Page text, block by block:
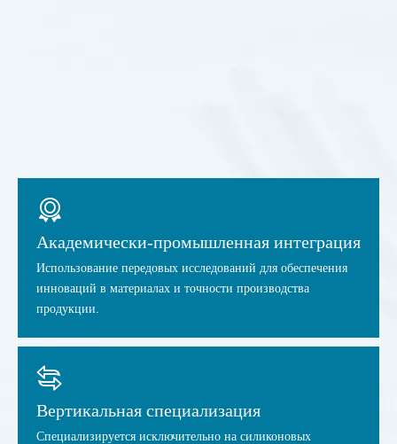
Академически-промышленная интеграция​
Использование передовых исследований для обеспечения
инноваций в материалах и точности производства
продукции.
Вертикальная специализация​
Специализируется исключительно на силиконовых